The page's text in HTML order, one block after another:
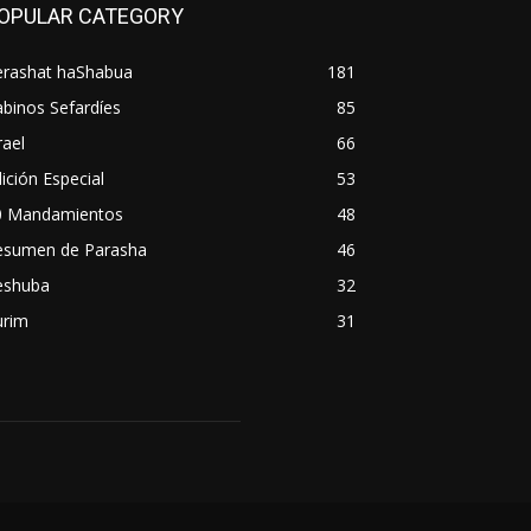
CATEGORY
haShabua
181
Sefardíes
85
66
Especial
53
Mandamientos
48
de Parasha
46
32
31